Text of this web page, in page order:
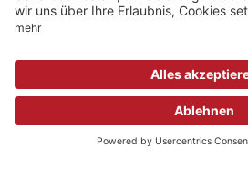
Beschwerdestelle Impressum